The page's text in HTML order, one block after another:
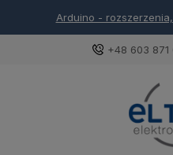
Arduino -
+48 603 871